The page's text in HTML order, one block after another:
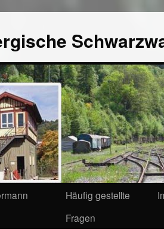
Häufig gestellte
Fragen